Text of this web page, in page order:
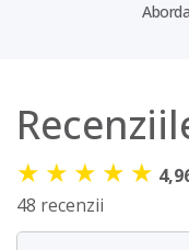
★ ★ ★ ★ ★
48 recenzii